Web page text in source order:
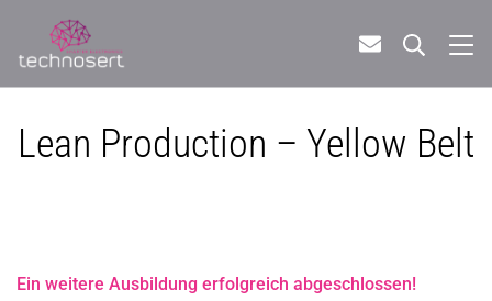
Lean Production – Yellow Belt
Ein weitere Ausbildung erfolgreich abgeschlossen!